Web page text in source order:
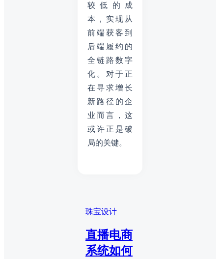
较低的成
本，实现从
前端获客到
后端履约的
全链路数字
化。对于正
在寻求增长
新路径的企
业而言，这
或许正是破
局的关键。
珠宝设计
直播电商
系统如何